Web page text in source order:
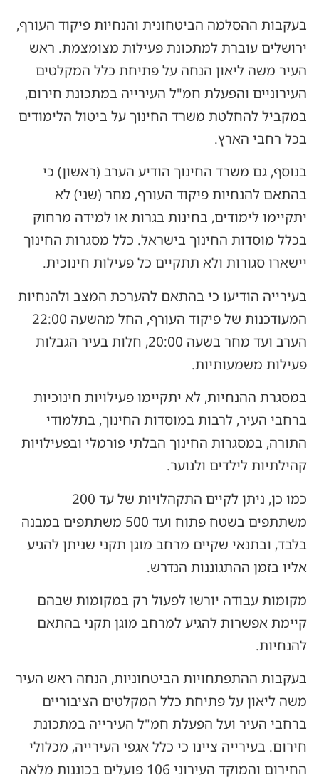
בעקבות ההסלמה הביטחונית והנחיות פיקוד העורף,
ירושלים עוברת למתכונת פעילות מצומצמת. ראש
העיר משה ליאון הנחה על פתיחת כלל המקלטים
העירוניים והפעלת חמ"ל העירייה במתכונת חירום,
במקביל להחלטת משרד החינוך על ביטול הלימודים
בכל רחבי הארץ.
בנוסף, גם משרד החינוך הודיע הערב (ראשון) כי
בהתאם להנחיות פיקוד העורף, מחר (שני) לא
יתקיימו לימודים, בחינות בגרות או למידה מרחוק
בכלל מוסדות החינוך בישראל. כלל מסגרות החינוך
יישארו סגורות ולא תתקיים כל פעילות חינוכית.
בעירייה הודיעו כי בהתאם להערכת המצב ולהנחיות
המעודכנות של פיקוד העורף, החל מהשעה 22:00
הערב ועד מחר בשעה 20:00, חלות בעיר הגבלות
פעילות משמעותיות.
במסגרת ההנחיות, לא יתקיימו פעילויות חינוכיות
ברחבי העיר, לרבות במוסדות החינוך, בתלמודי
התורה, במסגרות החינוך הבלתי פורמלי ובפעילויות
קהילתיות לילדים ולנוער.
כמו כן, ניתן לקיים התקהלויות של עד 200
משתתפים בשטח פתוח ועד 500 משתתפים במבנה
בלבד, ובתנאי שקיים מרחב מוגן תקני שניתן להגיע
אליו בזמן ההתגוננות הנדרש.
מקומות עבודה יורשו לפעול רק במקומות שבהם
קיימת אפשרות להגיע למרחב מוגן תקני בהתאם
להנחיות.
בעקבות ההתפתחויות הביטחוניות, הנחה ראש העיר
משה ליאון על פתיחת כלל המקלטים הציבוריים
ברחבי העיר ועל הפעלת חמ"ל העירייה במתכונת
חירום. בעירייה ציינו כי כלל אגפי העירייה, מכלולי
החירום והמוקד העירוני 106 פועלים בכוננות מלאה